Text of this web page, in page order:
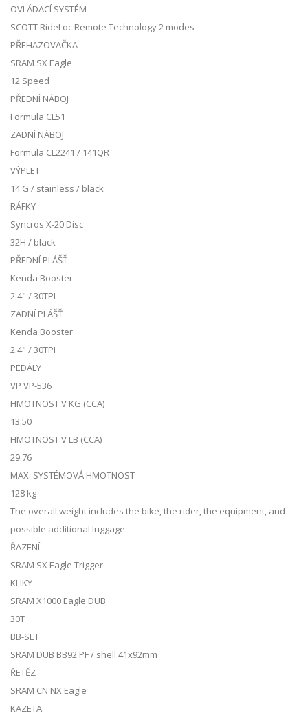
OVLÁDACÍ SYSTÉM
SCOTT RideLoc Remote Technology 2 modes
PŘEHAZOVAČKA
SRAM SX Eagle
12 Speed
PŘEDNÍ NÁBOJ
Formula CL51
ZADNÍ NÁBOJ
Formula CL2241 / 141QR
VÝPLET
14 G / stainless / black
RÁFKY
Syncros X-20 Disc
32H / black
PŘEDNÍ PLÁŠŤ
Kenda Booster
2.4" / 30TPI
ZADNÍ PLÁŠŤ
Kenda Booster
2.4" / 30TPI
PEDÁLY
VP VP-536
HMOTNOST V KG (CCA)
13.50
HMOTNOST V LB (CCA)
29.76
MAX. SYSTÉMOVÁ HMOTNOST
128 kg
The overall weight includes the bike, the rider, the equipment, and
possible additional luggage.
ŘAZENÍ
SRAM SX Eagle Trigger
KLIKY
SRAM X1000 Eagle DUB
30T
BB-SET
SRAM DUB BB92 PF / shell 41x92mm
ŘETĚZ
SRAM CN NX Eagle
KAZETA